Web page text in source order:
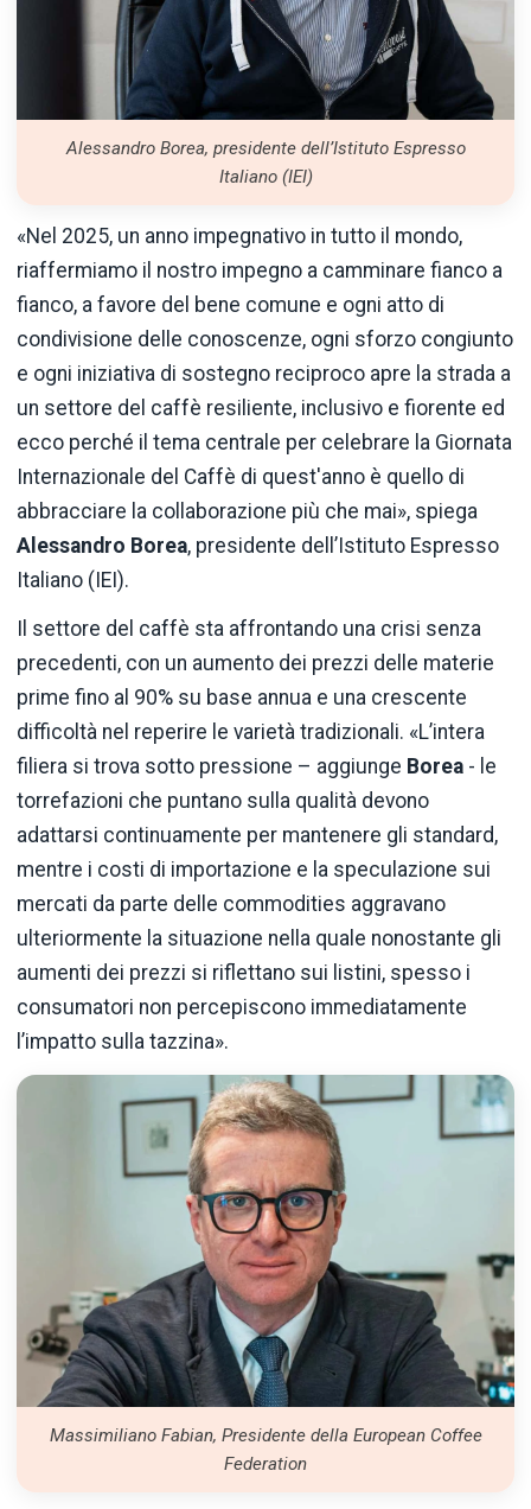
Alessandro Borea, presidente dell’Istituto Espresso
Italiano (IEI)
«Nel 2025, un anno impegnativo in tutto il mondo,
riaffermiamo il nostro impegno a camminare fianco a
fianco, a favore del bene comune e ogni atto di
condivisione delle conoscenze, ogni sforzo congiunto
e ogni iniziativa di sostegno reciproco apre la strada a
un settore del caffè resiliente, inclusivo e fiorente ed
ecco perché il tema centrale per celebrare la Giornata
Internazionale del Caffè di quest'anno è quello di
abbracciare la collaborazione più che mai», spiega
Alessandro Borea, presidente dell’Istituto Espresso
Italiano (IEI).
Il settore del caffè sta affrontando una crisi senza
precedenti, con un aumento dei prezzi delle materie
prime fino al 90% su base annua e una crescente
difficoltà nel reperire le varietà tradizionali. «L’intera
filiera si trova sotto pressione – aggiunge Borea - le
torrefazioni che puntano sulla qualità devono
adattarsi continuamente per mantenere gli standard,
mentre i costi di importazione e la speculazione sui
mercati da parte delle commodities aggravano
ulteriormente la situazione nella quale nonostante gli
aumenti dei prezzi si riflettano sui listini, spesso i
consumatori non percepiscono immediatamente
l’impatto sulla tazzina».
Massimiliano Fabian, Presidente della European Coffee
Federation